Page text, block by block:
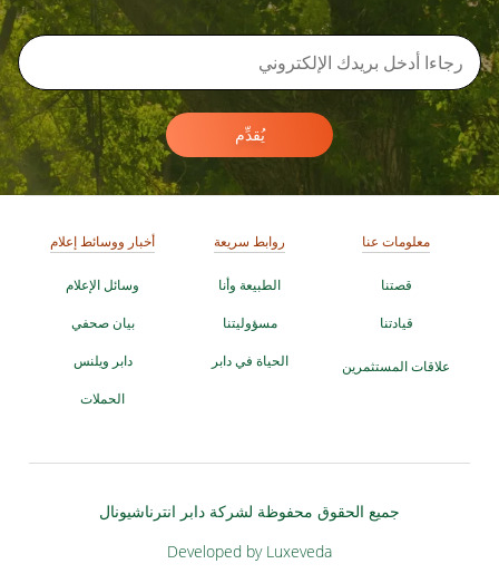
يُقدِّم
معلومات عنا
قصتنا
قيادتنا
علاقات المستثمرين
روابط سريعة
الطبيعة وأنا
مسؤوليتنا
الحياة في دابر
أخبار ووسائط إعلام
وسائل الإعلام
بيان صحفي
دابر ويلنس
الحملات
جميع الحقوق محفوظة لشركة دابر انترناشيونال
Developed by Luxeveda